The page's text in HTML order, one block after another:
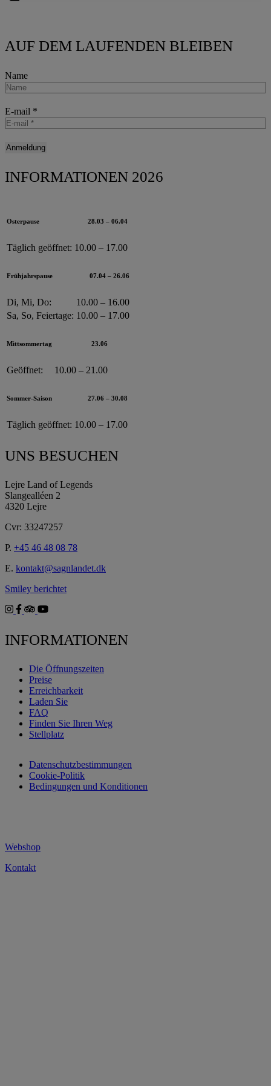
AUF DEM LAUFENDEN BLEIBEN
Name
E-mail *
INFORMATIONEN 2026
Osterpause 28.03 – 06.04
Täglich geöffnet: 10.00 – 17.00
Frühjahrspause 07.04 – 26.06
Di, Mi, Do:
10.00 – 16.00
Sa, So, Feiertage: 10.00 – 17.00
Mittsommertag 23.06
Geöffnet: 10.00 – 21.00
Sommer-Saison 27.06 – 30.08
Täglich geöffnet: 10.00 – 17.00
UNS BESUCHEN
Lejre Land of Legends
Slangealléen 2
4320 Lejre
Cvr: 33247257
P. +45 46 48 08 78
E. kontakt@sagnlandet.dk
Smiley berichtet
INFORMATIONEN
Die Öffnungszeiten
Preise
Erreichbarkeit
Laden Sie
FAQ
Finden Sie Ihren Weg
Stellplatz
Datenschutzbestimmungen
Cookie-Politik
Bedingungen und Konditionen
Webshop
Kontakt